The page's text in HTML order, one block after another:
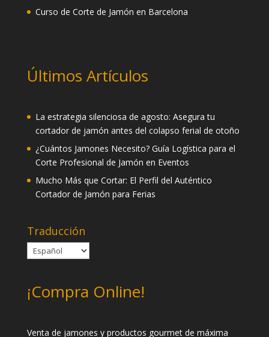
Curso de Corte de Jamón en Barcelona
Últimos Artículos
La estrategia silenciosa de agosto: Asegura tu
cortador de jamón antes del colapso ferial de otoño
¿Cuántos Jamones Necesito? Guía Logística para el
Corte Profesional de Jamón en Eventos
Mucho Más que Cortar: El Perfil del Auténtico
Cortador de Jamón para Ferias
Traducción
¡Compra Online!
Venta de jamones y productos gourmet de máxima